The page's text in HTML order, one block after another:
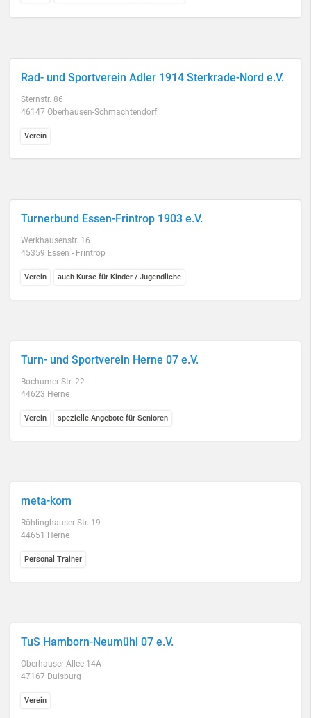
Rad- und Sportverein Adler 1914 Sterkrade-Nord e.V.
Sternstr. 86
46147 Oberhausen-Schmachtendorf
Verein
Turnerbund Essen-Frintrop 1903 e.V.
Werkhausenstr. 16
45359 Essen - Frintrop
Verein auch Kurse für Kinder / Jugendliche
Turn- und Sportverein Herne 07 e.V.
Bochumer Str. 22
44623 Herne
Verein spezielle Angebote für Senioren
meta-kom
Röhlinghauser Str. 19
44651 Herne
Personal Trainer
TuS Hamborn-Neumühl 07 e.V.
Oberhauser Allee 14A
47167 Duisburg
Verein